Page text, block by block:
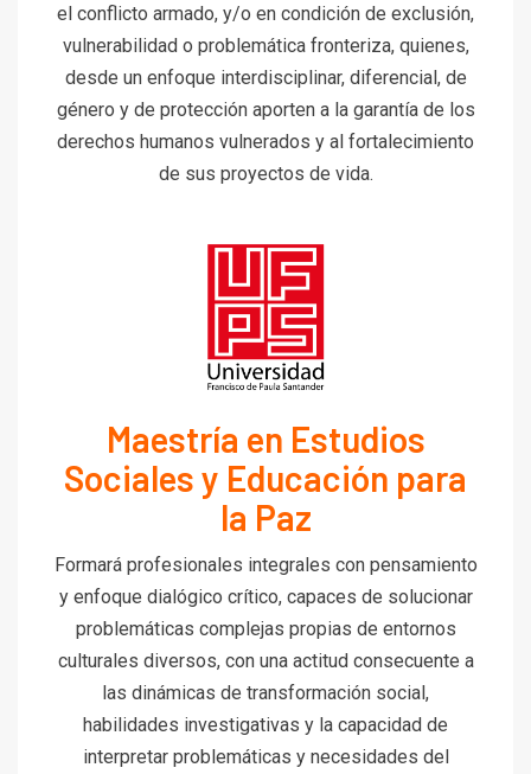
el conflicto armado, y/o en condición de exclusión,
vulnerabilidad o problemática fronteriza, quienes,
desde un enfoque interdisciplinar, diferencial, de
género y de protección aporten a la garantía de los
derechos humanos vulnerados y al fortalecimiento
de sus proyectos de vida.
Maestría en Estudios
Sociales y Educación para
la Paz
Formará profesionales integrales con pensamiento
y enfoque dialógico crítico, capaces de solucionar
problemáticas complejas propias de entornos
culturales diversos, con una actitud consecuente a
las dinámicas de transformación social,
habilidades investigativas y la capacidad de
interpretar problemáticas y necesidades del